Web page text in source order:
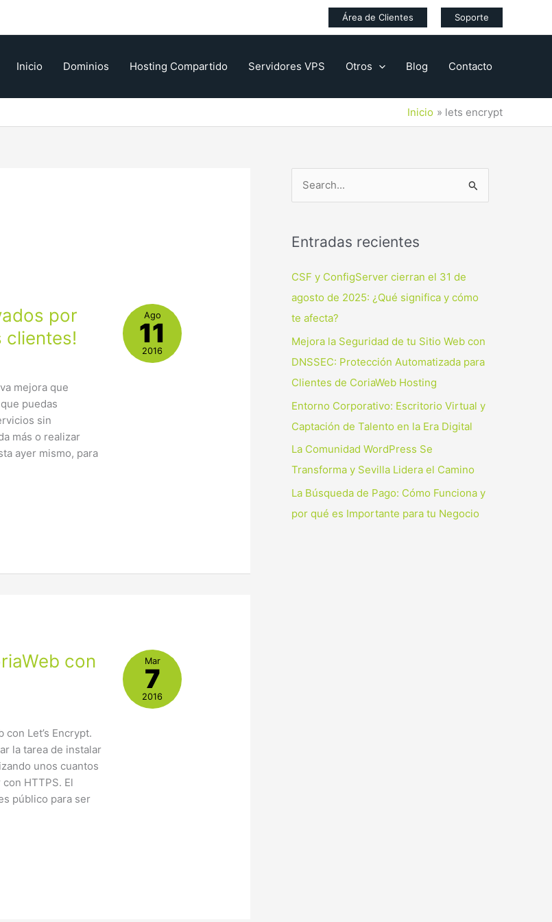
Área de Clientes Soporte
Inicio Dominios Hosting Compartido Servidores VPS Otros Blog Contacto
Inicio lets encrypt
por
clientes!
mejora que
puedas
sin
más o realizar
ayer mismo, para
Ago
11
2016
con
Let’s Encrypt.
la tarea de instalar
unos cuantos
HTTPS. El
público para ser
Mar
7
2016
c
a
p
Entradas recientes
CSF y ConfigServer cierran el 31 de
agosto de 2025: ¿Qué significa y cómo
te afecta?
Mejora la Seguridad de tu Sitio Web con
DNSSEC: Protección Automatizada para
Clientes de CoriaWeb Hosting
Entorno Corporativo: Escritorio Virtual y
Captación de Talento en la Era Digital
La Comunidad WordPress Se
Transforma y Sevilla Lidera el Camino
La Búsqueda de Pago: Cómo Funciona y
por qué es Importante para tu Negocio